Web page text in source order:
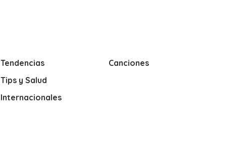
Tendencias
Tips y Salud
Internacionales
Canciones